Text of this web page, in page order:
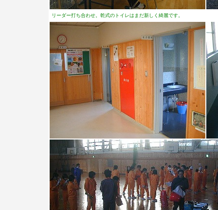
リーダー打ち合わせ。乾式のトイレはまだ新しく綺麗です。